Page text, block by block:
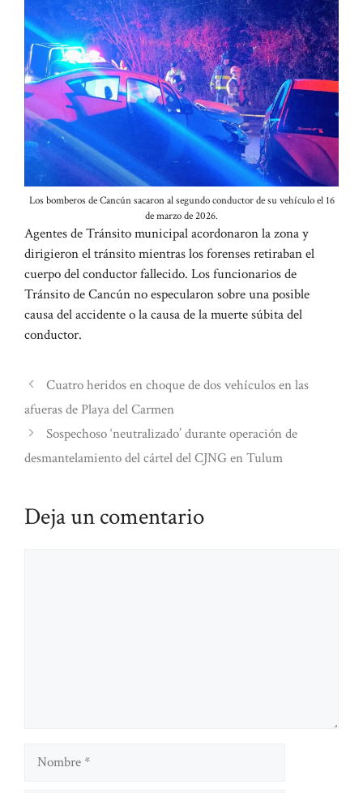
Los bomberos de Cancún sacaron al segundo conductor de su vehículo el 16
de marzo de 2026.
Agentes de Tránsito municipal acordonaron la zona y
dirigieron el tránsito mientras los forenses retiraban el
cuerpo del conductor fallecido. Los funcionarios de
Tránsito de Cancún no especularon sobre una posible
causa del accidente o la causa de la muerte súbita del
conductor.
Cuatro heridos en choque de dos vehículos en las
afueras de Playa del Carmen
Sospechoso ‘neutralizado’ durante operación de
desmantelamiento del cártel del CJNG en Tulum
Deja un comentario
Nombre